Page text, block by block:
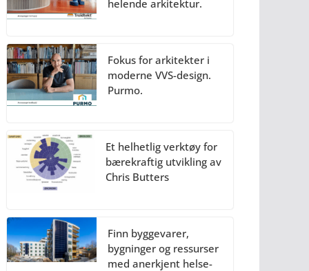
helende arkitektur.
Fokus for arkitekter i
moderne VVS-design.
Purmo.
Et helhetlig verktøy for
bærekraftig utvikling av
Chris Butters
Finn byggevarer,
bygninger og ressurser
med anerkjent helse-